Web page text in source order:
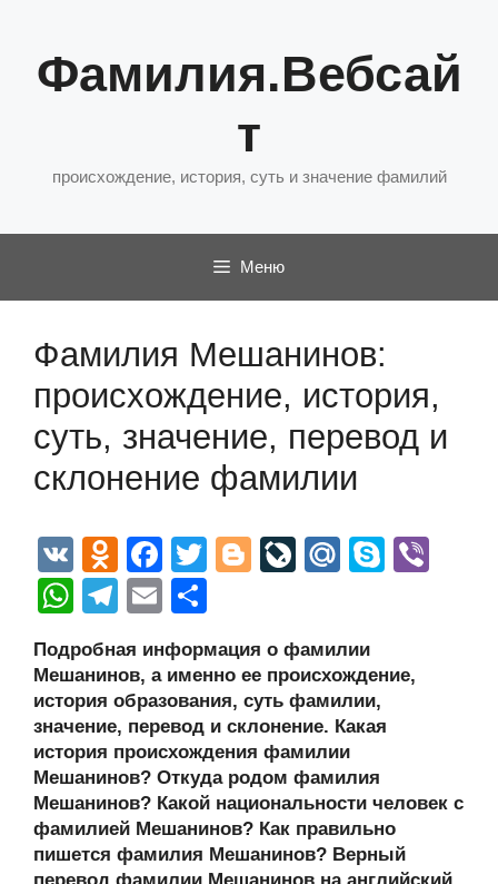
содержимому
Фамилия.Вебсай
т
происхождение, история, суть и значение фамилий
Меню
Фамилия Мешанинов:
происхождение, история,
суть, значение, перевод и
склонение фамилии
V
K
O
d
n
o
kl
a
ss
ni
ki
F
a
c
e
b
o
o
k
T
er
Bl
g
er
Li
J
o
ur
n
al
M
u
S
e
W
at
s
A
p
p
T
e
gr
a
m
E
ail р
а
в
и
ть
Подробная информация о фамилии
Мешанинов, а именно ее происхождение,
история образования, суть фамилии,
значение, перевод и склонение. Какая
история происхождения фамилии
Мешанинов? Откуда родом фамилия
Мешанинов? Какой национальности человек с
фамилией Мешанинов? Как правильно
пишется фамилия Мешанинов? Верный